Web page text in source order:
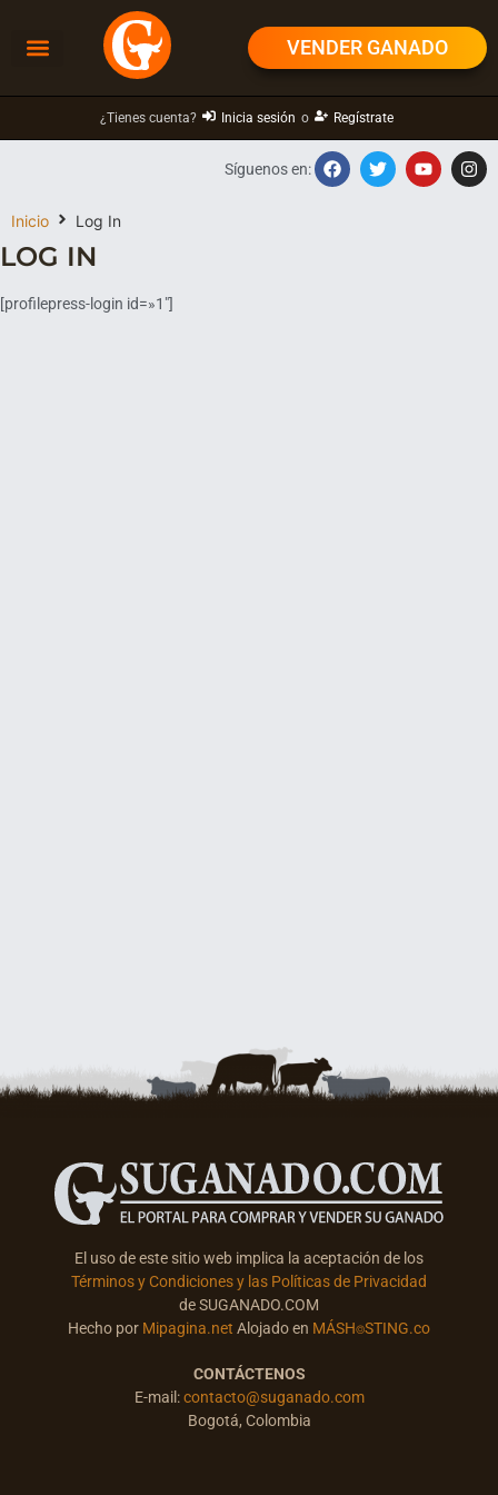
VENDER GANADO
¿Tienes cuenta? Inicia sesión o Regístrate
Inicio Log In
Síguenos en:
LOG IN
[profilepress-login id=»1″]
El uso de este sitio web implica la aceptación de los
Términos y Condiciones y las Políticas de Privacidad
de SUGANADO.COM
Hecho por Mipagina.net Alojado en MÁSH⌾STING.co
CONTÁCTENOS
E-mail:contacto@suganado.com
Bogotá, Colombia